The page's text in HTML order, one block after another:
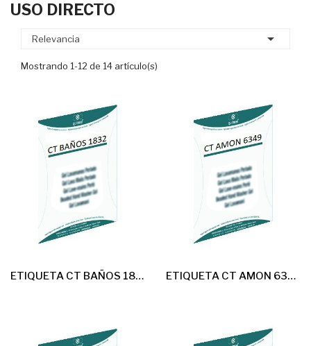
USO DIRECTO
Relevancia 
Mostrando 1-12 de 14 artículo(s)
ETIQUETA CT BAÑOS 1832 AL USO 20U ETIQUETA CT AMON 6349 AL USO 20U